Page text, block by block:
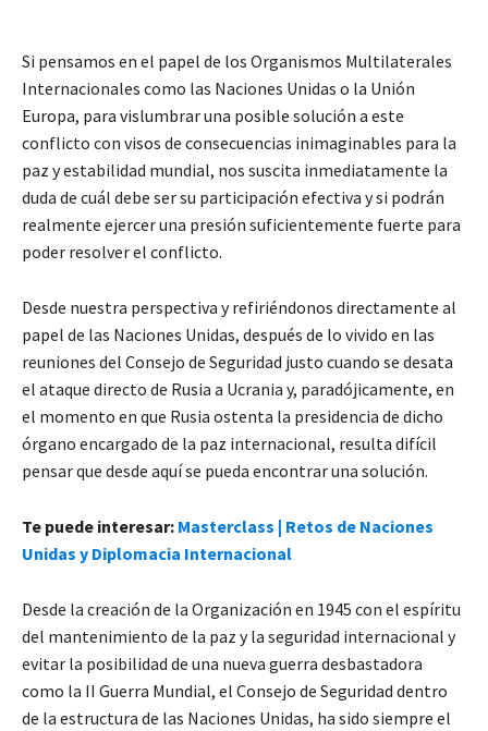
Si pensamos en el papel de los Organismos Multilaterales
Internacionales como las Naciones Unidas o la Unión
Europa, para vislumbrar una posible solución a este
conflicto con visos de consecuencias inimaginables para la
paz y estabilidad mundial, nos suscita inmediatamente la
duda de cuál debe ser su participación efectiva y si podrán
realmente ejercer una presión suficientemente fuerte para
poder resolver el conflicto.
Desde nuestra perspectiva y refiriéndonos directamente al
papel de las Naciones Unidas, después de lo vivido en las
reuniones del Consejo de Seguridad justo cuando se desata
el ataque directo de Rusia a Ucrania y, paradójicamente, en
el momento en que Rusia ostenta la presidencia de dicho
órgano encargado de la paz internacional, resulta difícil
pensar que desde aquí se pueda encontrar una solución.
Te puede interesar: Masterclass | Retos de Naciones
Unidas y Diplomacia Internacional
Desde la creación de la Organización en 1945 con el espíritu
del mantenimiento de la paz y la seguridad internacional y
evitar la posibilidad de una nueva guerra desbastadora
como la II Guerra Mundial, el Consejo de Seguridad dentro
de la estructura de las Naciones Unidas, ha sido siempre el